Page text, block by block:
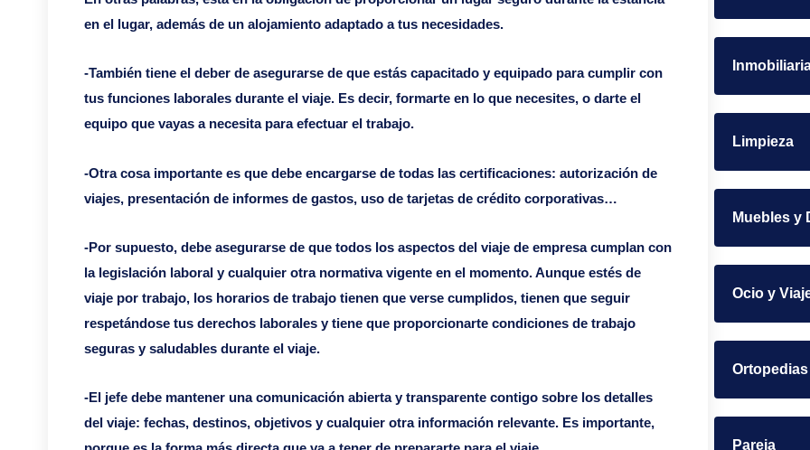
en el lugar, además de un alojamiento adaptado a tus necesidades.
-También tiene el deber de asegurarse de que estás capacitado y equipado para cumplir con
tus funciones laborales durante el viaje. Es decir, formarte en lo que necesites, o darte el
equipo que vayas a necesita para efectuar el trabajo.
-Otra cosa importante es que debe encargarse de todas las certificaciones: autorización de
viajes, presentación de informes de gastos, uso de tarjetas de crédito corporativas…
-Por supuesto, debe asegurarse de que todos los aspectos del viaje de empresa cumplan con
la legislación laboral y cualquier otra normativa vigente en el momento. Aunque estés de
viaje por trabajo, los horarios de trabajo tienen que verse cumplidos, tienen que seguir
respetándose tus derechos laborales y tiene que proporcionarte condiciones de trabajo
seguras y saludables durante el viaje.
-El jefe debe mantener una comunicación abierta y transparente contigo sobre los detalles
del viaje: fechas, destinos, objetivos y cualquier otra información relevante. Es importante,
Limpieza
Muebles y
Ocio y
Ortopedias
Pareja